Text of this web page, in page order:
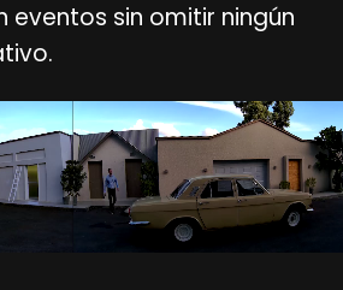
sin omitir ningún